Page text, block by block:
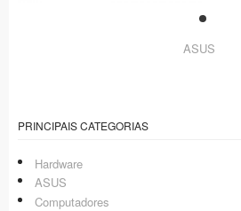
ASUS
PRINCIPAIS CATEGORIAS
Hardware
ASUS
Computadores